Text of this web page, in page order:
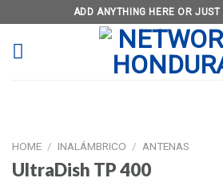
to
content
ADD ANYTHING HERE OR
HOME / INALÁMBRICO / ANTENAS
UltraDish TP 400